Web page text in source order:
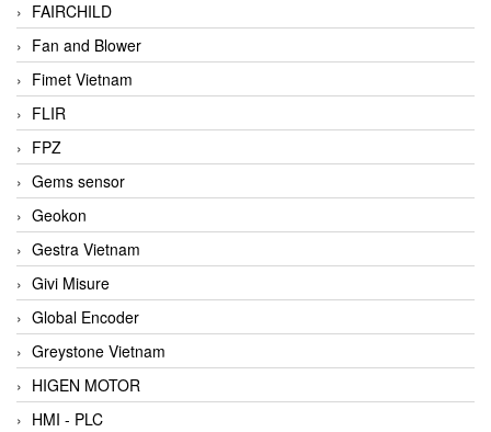
FAIRCHILD
Fan and Blower
Fimet Vietnam
FLIR
FPZ
Gems sensor
Geokon
Gestra Vietnam
Givi Misure
Global Encoder
Greystone Vietnam
HIGEN MOTOR
HMI - PLC